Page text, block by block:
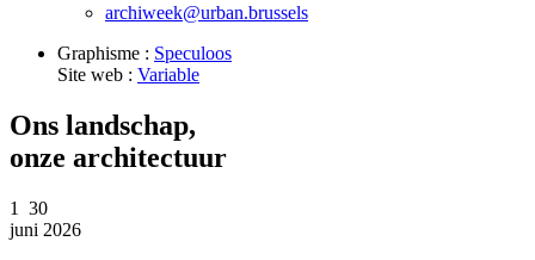
archiweek@urban.brussels
Graphisme : Speculoos
Site web : Variable
Ons landschap,
onze architectuur
1
30
juni 2026